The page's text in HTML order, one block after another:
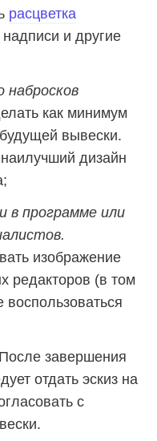
расцветка
и другие
набросков
как минимум
вывески.
дизайн
в программе или
изображение
(в том
После завершения
отдать эскиз на
с